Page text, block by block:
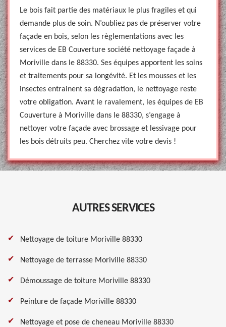
Le bois fait partie des matériaux le plus fragiles et qui
demande plus de soin. N’oubliez pas de préserver votre
façade en bois, selon les règlementations avec les
services de EB Couverture société nettoyage façade à
Moriville dans le 88330. Ses équipes apportent les soins
et traitements pour sa longévité. Et les mousses et les
insectes entrainent sa dégradation, le nettoyage reste
votre obligation. Avant le ravalement, les équipes de EB
Couverture à Moriville dans le 88330, s’engage à
nettoyer votre façade avec brossage et lessivage pour
les bois détruits peu. Cherchez vite votre devis !
AUTRES SERVICES
Nettoyage de toiture Moriville 88330
Nettoyage de terrasse Moriville 88330
Démoussage de toiture Moriville 88330
Peinture de façade Moriville 88330
Nettoyage et pose de cheneau Moriville 88330